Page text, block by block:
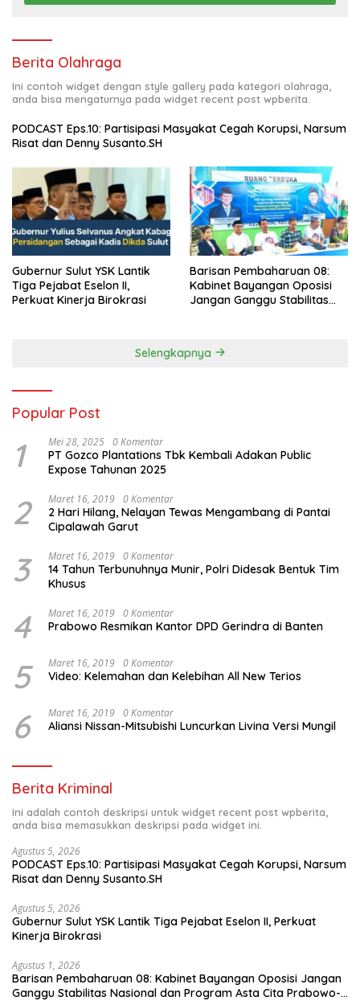
Berita Olahraga
Ini contoh widget dengan style gallery pada kategori olahraga,
anda bisa mengaturnya pada widget recent post wpberita.
PODCAST Eps.10: Partisipasi Masyakat Cegah Korupsi, Narsum
Risat dan Denny Susanto.SH
Gubernur Sulut YSK Lantik
Tiga Pejabat Eselon II,
Perkuat Kinerja Birokrasi
Barisan Pembaharuan 08:
Kabinet Bayangan Oposisi
Jangan Ganggu Stabilitas
Selengkapnya
Popular Post
1 Mei 28, 2025 0 Komentar
PT Gozco Plantations Tbk Kembali Adakan Public
Expose Tahunan 2025
2 Maret 16, 2019 0 Komentar
2 Hari Hilang, Nelayan Tewas Mengambang di Pantai
Cipalawah Garut
3 Maret 16, 2019 0 Komentar
14 Tahun Terbunuhnya Munir, Polri Didesak Bentuk Tim
Khusus
4 Maret 16, 2019 0 Komentar
Prabowo Resmikan Kantor DPD Gerindra di Banten
5 Maret 16, 2019 0 Komentar
Video: Kelemahan dan Kelebihan All New Terios
6 Maret 16, 2019 0 Komentar
Aliansi Nissan-Mitsubishi Luncurkan Livina Versi Mungil
Berita Kriminal
Ini adalah contoh deskripsi untuk widget recent post wpberita,
anda bisa memasukkan deskripsi pada widget ini.
Agustus 5, 2026
PODCAST Eps.10: Partisipasi Masyakat Cegah Korupsi, Narsum
Risat dan Denny Susanto.SH
Agustus 5, 2026
Gubernur Sulut YSK Lantik Tiga Pejabat Eselon II, Perkuat
Kinerja Birokrasi
Agustus 1, 2026
Barisan Pembaharuan 08: Kabinet Bayangan Oposisi Jangan
Ganggu Stabilitas Nasional dan Program Asta Cita Prabowo-